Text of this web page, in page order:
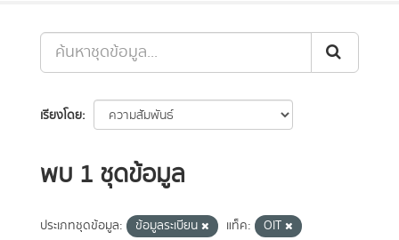
เรียงโดย
พบ 1 ชุดข้อมูล
ประเภทชุดข้อมูล: ข้อมูลระเบียน แท็ค:
OIT